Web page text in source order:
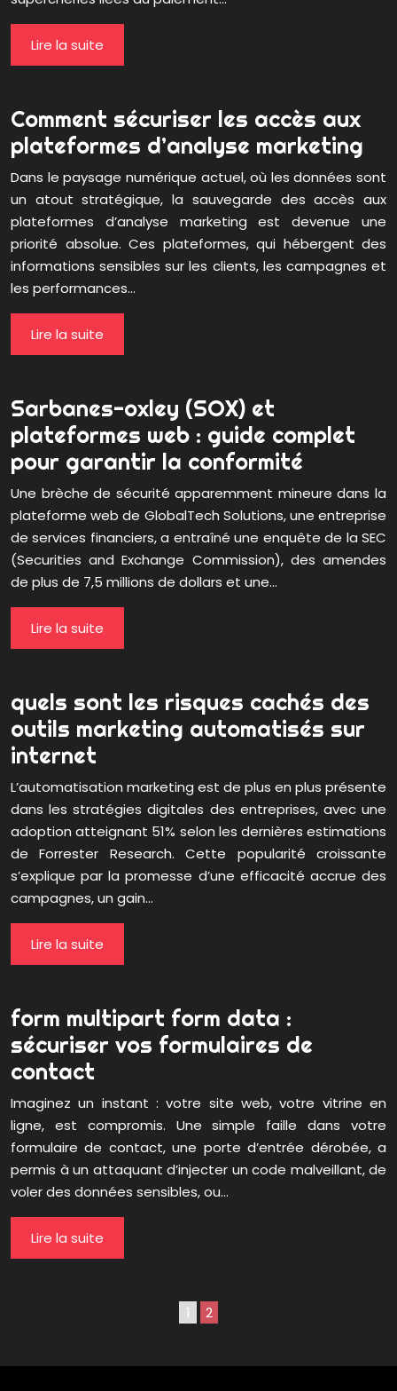
Lire la suite
Comment sécuriser les accès aux
plateformes d’analyse marketing
Dans le paysage numérique actuel, où les données sont
un atout stratégique, la sauvegarde des accès aux
plateformes d’analyse marketing est devenue une
priorité absolue. Ces plateformes, qui hébergent des
informations sensibles sur les clients, les campagnes et
les performances…
Lire la suite
Sarbanes-oxley (SOX) et
plateformes web : guide complet
pour garantir la conformité
Une brèche de sécurité apparemment mineure dans la
plateforme web de GlobalTech Solutions, une entreprise
de services financiers, a entraîné une enquête de la SEC
(Securities and Exchange Commission), des amendes
de plus de 7,5 millions de dollars et une…
Lire la suite
quels sont les risques cachés des
outils marketing automatisés sur
internet
L’automatisation marketing est de plus en plus présente
dans les stratégies digitales des entreprises, avec une
adoption atteignant 51% selon les dernières estimations
de Forrester Research. Cette popularité croissante
s’explique par la promesse d’une efficacité accrue des
campagnes, un gain…
Lire la suite
form multipart form data :
sécuriser vos formulaires de
contact
Imaginez un instant : votre site web, votre vitrine en
ligne, est compromis. Une simple faille dans votre
formulaire de contact, une porte d’entrée dérobée, a
permis à un attaquant d’injecter un code malveillant, de
voler des données sensibles, ou…
Lire la suite
1 2